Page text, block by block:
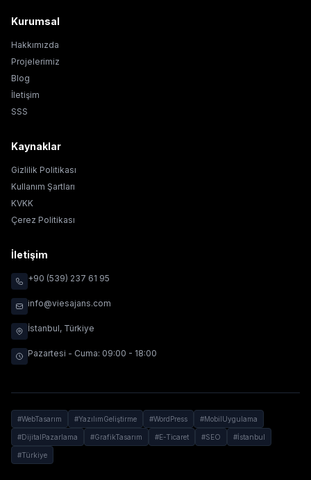
Kurumsal
Hakkımızda
Projelerimiz
Blog
İletişim
SSS
Kaynaklar
Gizlilik Politikası
Kullanım Şartları
KVKK
Çerez Politikası
İletişim
+90 (539) 237 61 95
info@viesajans.com
İstanbul, Türkiye
Pazartesi - Cuma: 09:00 - 18:00
#WebTasarım #YazılımGeliştirme #WordPress #MobilUygulama
#DijitalPazarlama #GrafikTasarım #E-Ticaret #SEO #İstanbul
#Türkiye